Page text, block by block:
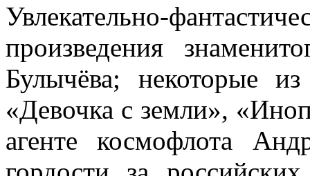
Увлекательно-
произведения
Булычёва; некоторые
«Девочка с земли»,
агенте космофлота